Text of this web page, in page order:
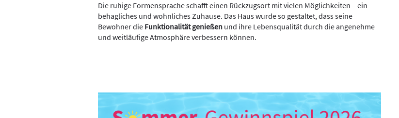
Die ruhige Formensprache schafft einen Rückzugsort mit vielen Möglichkeiten – ein
behagliches und wohnliches Zuhause. Das Haus wurde so gestaltet, dass seine
Bewohner die Funktionalität genießen und ihre Lebensqualität durch die angenehme
und weitläufige Atmosphäre verbessern können.